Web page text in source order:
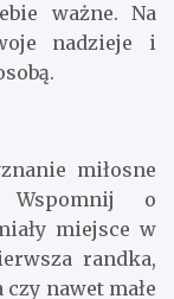
ważne. Na
nadzieje i
miłosne
o
miejsce w
randka,
nawet małe